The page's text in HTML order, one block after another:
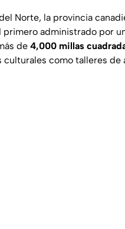
Norte, la provincia
primero administrado por
de 4,000 millas
culturales como talleres de